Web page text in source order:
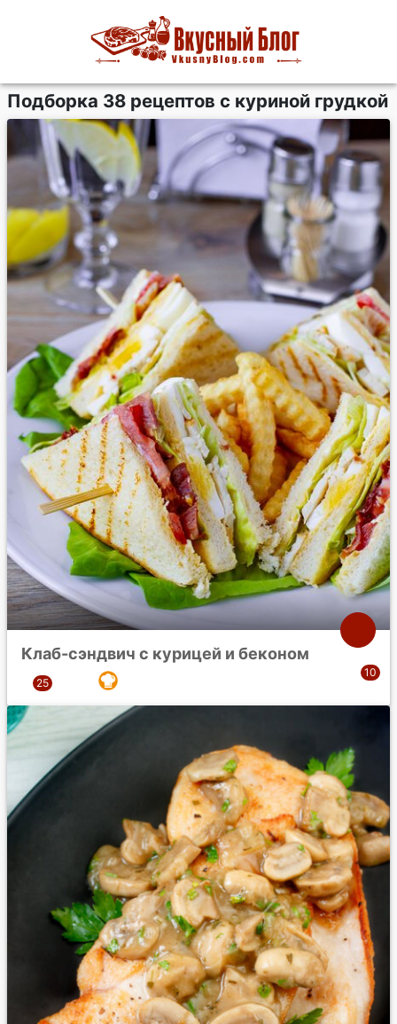
Подборка 38 рецептов с куриной грудкой
Клаб-сэндвич с курицей и беконом